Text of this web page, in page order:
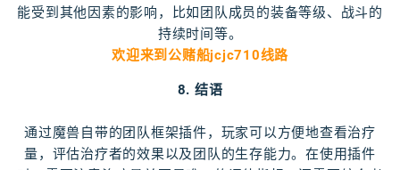
能受到其他因素的影响，比如团队成员的装备等级、战斗的
持续时间等。
欢迎来到公赌船jcjc710线路
8. 结语
通过魔兽自带的团队框架插件，玩家可以方便地查看治疗
量，评估治疗者的效果以及团队的生存能力。在使用插件